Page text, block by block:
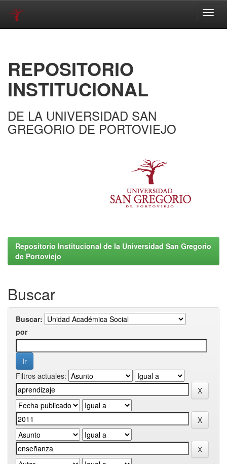
REPOSITORIO
INSTITUCIONAL
DE LA UNIVERSIDAD SAN
GREGORIO DE PORTOVIEJO
Repositorio Institucional de la Universidad San Gregorio
de Portoviejo
Buscar
Buscar:
por
Filtros actuales: